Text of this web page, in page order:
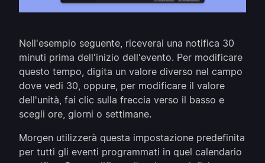
Nell'esempio seguente, riceverai una notifica 30
minuti prima dell'inizio dell'evento. Per modificare
questo tempo, digita un valore diverso nel campo
dove vedi 30, oppure, per modificare il valore
dell'unità, fai clic sulla freccia verso il basso e
scegli ore, giorni o settimane.
Morgen utilizzerà questa impostazione predefinita
per tutti gli eventi programmati in quel calendario